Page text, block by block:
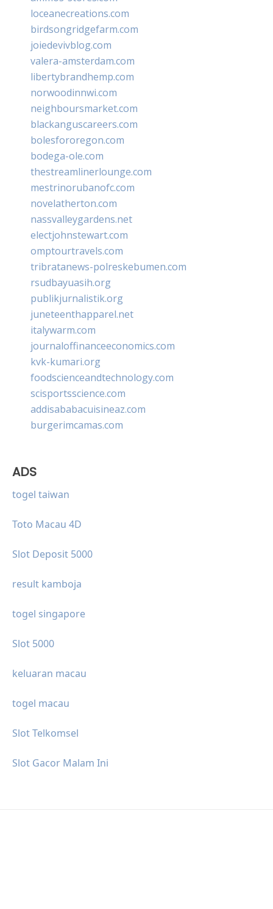
loceanecreations.com
birdsongridgefarm.com
joiedevivblog.com
valera-amsterdam.com
libertybrandhemp.com
norwoodinnwi.com
neighboursmarket.com
blackanguscareers.com
bolesfororegon.com
bodega-ole.com
thestreamlinerlounge.com
mestrinorubanofc.com
novelatherton.com
nassvalleygardens.net
electjohnstewart.com
omptourtravels.com
tribratanews-polreskebumen.com
rsudbayuasih.org
publikjurnalistik.org
juneteenthapparel.net
italywarm.com
journaloffinanceeconomics.com
kvk-kumari.org
foodscienceandtechnology.com
scisportsscience.com
addisababacuisineaz.com
burgerimcamas.com
ADS
togel taiwan
Toto Macau 4D
Slot Deposit 5000
result kamboja
togel singapore
Slot 5000
keluaran macau
togel macau
Slot Telkomsel
Slot Gacor Malam Ini